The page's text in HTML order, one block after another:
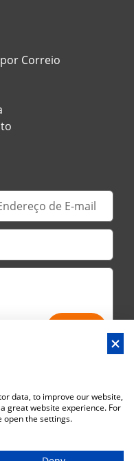
Correio
de Guangdong, China
data, to improve our website,
great website experience. For
open the settings.